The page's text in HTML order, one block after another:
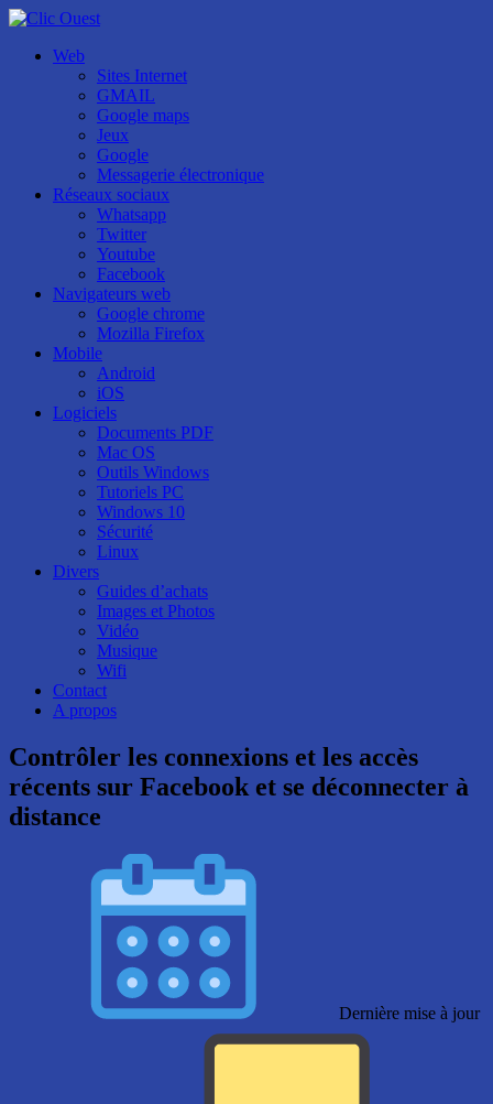
Web
Sites Internet
GMAIL
Google maps
Jeux
Google
Messagerie électronique
Réseaux sociaux
Whatsapp
Twitter
Youtube
Facebook
Navigateurs web
Google chrome
Mozilla Firefox
Mobile
Android
iOS
Logiciels
Documents PDF
Mac OS
Outils Windows
Tutoriels PC
Windows 10
Sécurité
Linux
Divers
Guides d’achats
Images et Photos
Vidéo
Musique
Wifi
Contact
A propos
Contrôler les connexions et les accès
récents sur Facebook et se déconnecter à
distance
Dernière mise à jour